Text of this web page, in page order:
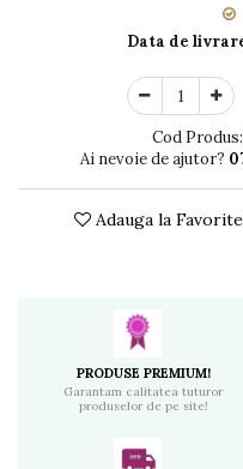
Data de
Cod Produs:
Ai nevoie de ajutor?
Adauga la Favorite
PRODUSE PREMIUM!
Garantam calitatea tuturor
produselor de pe site!